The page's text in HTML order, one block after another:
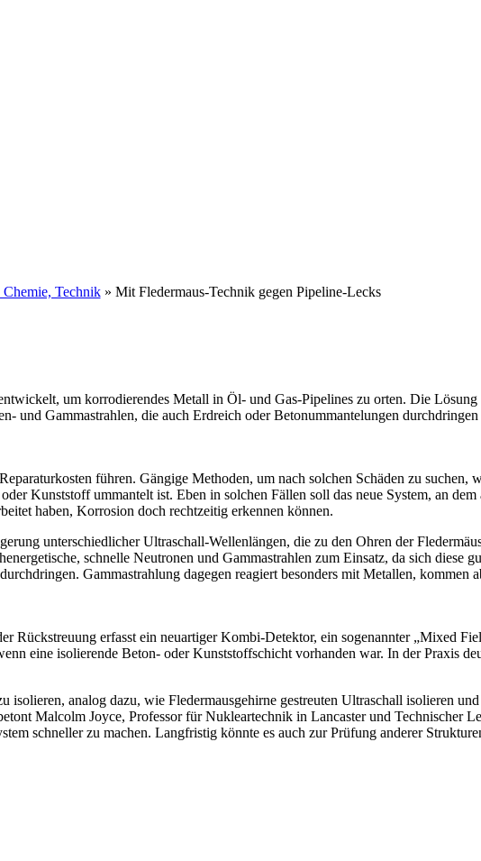
Technik» Mit Fledermaus-Technik gegen Pipeline-Lecks
um korrodierendes Metall in Öl- und Gas-Pipelines zu orten. Die
und Gammastrahlen, die auch Erdreich oder Betonummantelungen
führen. Gängige Methoden, um nach solchen Schäden zu suchen,
Kunststoff ummantelt ist. Eben in solchen Fällen soll das neue System, an
haben, Korrosion doch rechtzeitig erkennen können.
unterschiedlicher Ultraschall-Wellenlängen, die zu den Ohren der
schnelle Neutronen und Gammastrahlen zum Einsatz, da sich diese
Gammastrahlung dagegen reagiert besonders mit Metallen, kommen
Rückstreuung erfasst ein neuartiger Kombi-Detektor, ein sogenannter „Mixed
eine isolierende Beton- oder Kunststoffschicht vorhanden war. In der Praxis
analog dazu, wie Fledermausgehirne gestreuten Ultraschall isolieren
Malcolm Joyce, Professor für Nukleartechnik in Lancaster und Technischer
schneller zu machen. Langfristig könnte es auch zur Prüfung anderer